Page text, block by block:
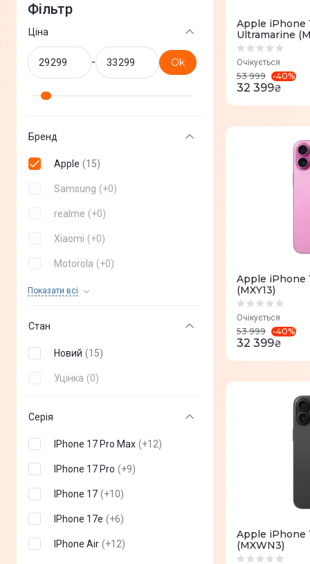
Фільтр
Ціна
- Ok
Бренд
Apple (15)
Samsung (+0)
realme (+0)
Xiaomi (+0)
Motorola (+0)
Показати всi
OPPO (+
Sony +0)
Vertu + 0)
Sigma (+0 )
DOOGEE ( 0)
ZTE 0)
Стан
Новий (15)
Уцінка (0)
Серія
IPhone 17 Pro Max (+12)
IPhone 17 Pro (+9)
IPhone 17 (+10)
IPhone 17e (+6)
IPhone Air (+12)
Apple iPhone
Ultramarine
Очікується
53 999 -40%
32 399₴
Apple iPhone
(MXY13)
Очікується
53 999 -40%
32 399₴
Apple iPhone
(MXWN3)